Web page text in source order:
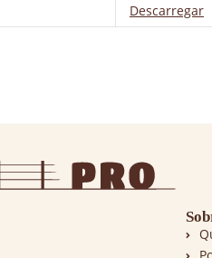
Descarregar